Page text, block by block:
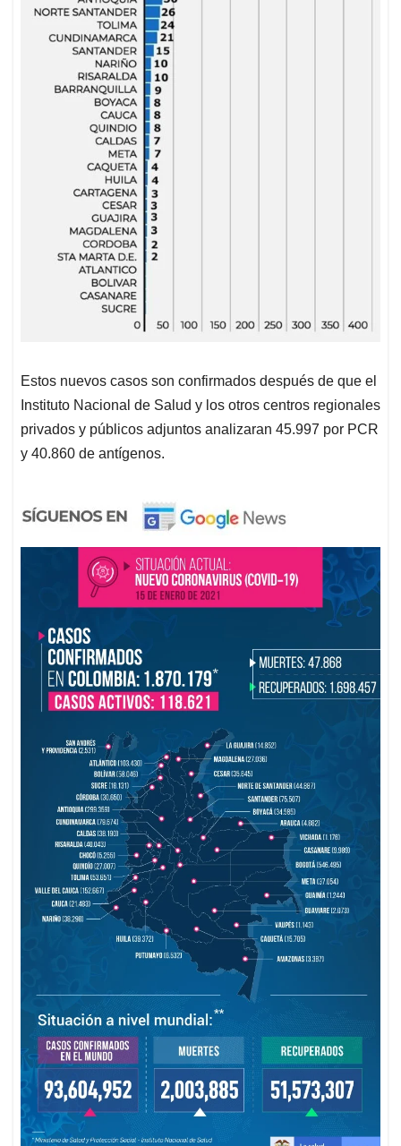
Estos nuevos casos son confirmados después de que el
Instituto Nacional de Salud y los otros centros regionales
privados y públicos adjuntos analizaran 45.997 por PCR
y 40.860 de antígenos.